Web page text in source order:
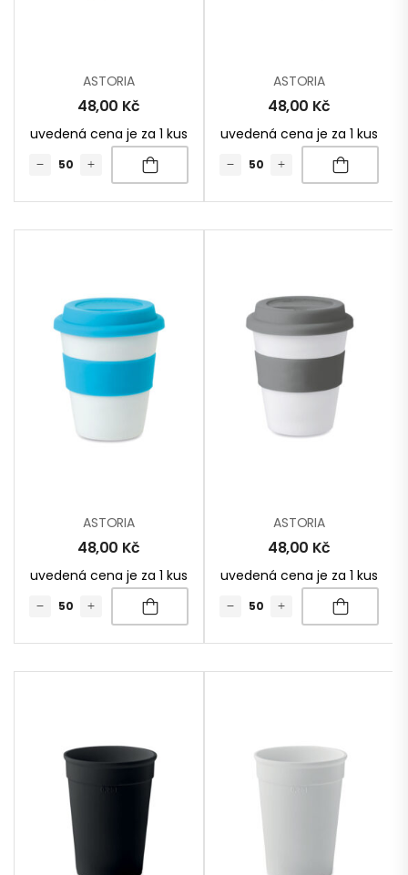
ASTORIA
48,00 Kč
uvedená cena je za 1 kus
ASTORIA
48,00 Kč
uvedená cena je za 1 kus
ASTORIA
48,00 Kč
uvedená cena je za 1 kus
ASTORIA
48,00 Kč
uvedená cena je za 1 kus